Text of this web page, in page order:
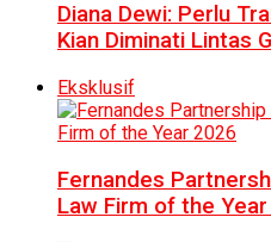
Diana Dewi: Perlu
Kian Diminati Lintas
Eksklusif
Fernandes
Law Firm of the